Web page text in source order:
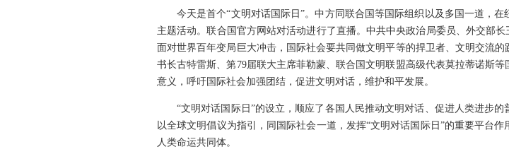
今天是首个“文明对话国际日”。中方同联合国等国际组织以及多国一道，
主题活动。联合国官方网站对活动进行了直播。中共中央政治局委员、外交部
面对世界百年变局巨大冲击，国际社会要共同做文明平等的捍卫者、文明交流
书长古特雷斯、第79届联大主席菲勒蒙、联合国文明联盟高级代表莫拉蒂诺斯
意义，呼吁国际社会加强团结，促进文明对话，维护和平发展。
“文明对话国际日”的设立，顺应了各国人民推动文明对话、促进人类进步
以全球文明倡议为指引，同国际社会一道，发挥“文明对话国际日”的重要平台
人类命运共同体。